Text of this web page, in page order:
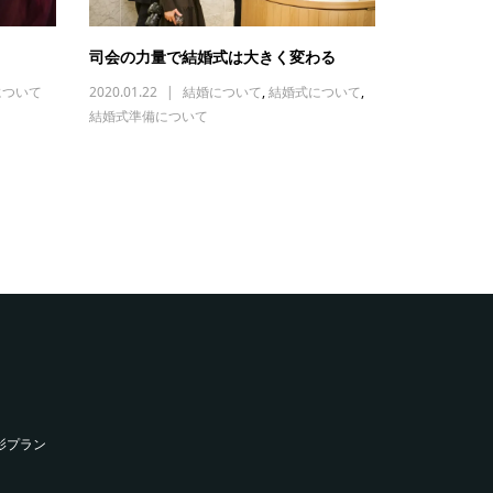
いて
司会の力量で結婚式は大きく変わる
2020.01.22 結婚について,結婚式について,
結婚式準備について
プラン